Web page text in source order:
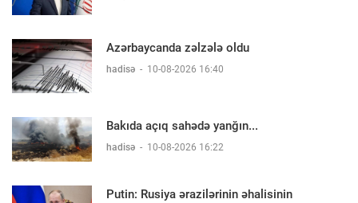
Azərbaycanda zəlzələ oldu
hadisə - 10-08-2026 16:40
Bakıda açıq sahədə yanğın...
hadisə - 10-08-2026 16:22
Putin: Rusiya ərazilərinin əhalisinin